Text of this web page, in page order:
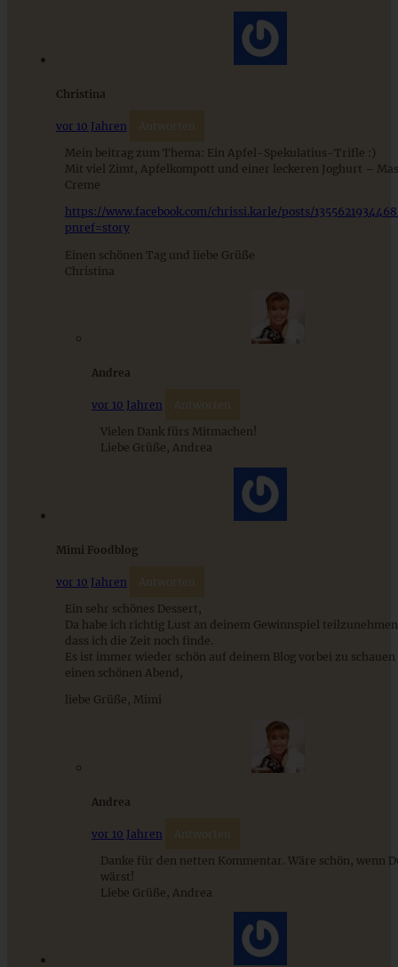
12 festliche Weihnachtsdesserts – himmlisch leckere
Cremiges Stollenparfait mit Schokoladensoße
Spargelschalen ganz ohne Mehlschwitze
Christina
vor 10 Jahren Antworten
Mein beitrag zum Thema: Ein Apfel-Spekulatius-Trifle :)
Mit viel Zimt, Apfelkompott und einer leckeren Joghurt –
Creme
https://www.facebook.com/chrissi.karle/posts/
pnref=story
Einen schönen Tag und liebe Grüße
Christina
Andrea
vor 10 Jahren Antworten
Vielen Dank fürs Mitmachen!
Liebe Grüße, Andrea
Mimi Foodblog
vor 10 Jahren Antworten
Ein sehr schönes Dessert,
Da habe ich richtig Lust an deinem Gewinnspiel
dass ich die Zeit noch finde.
Es ist immer wieder schön auf deinem Blog vorbei zu schauen
einen schönen Abend,
liebe Grüße, Mimi
Andrea
vor 10 Jahren Antworten
Danke für den netten Kommentar. Wäre schön, wenn
wärst!
Liebe Grüße, Andrea